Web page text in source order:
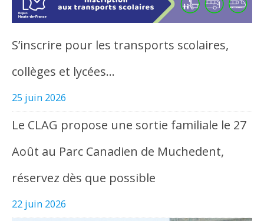
S’inscrire pour les transports scolaires,
collèges et lycées…
25 juin 2026
Le CLAG propose une sortie familiale le 27
Août au Parc Canadien de Muchedent,
réservez dès que possible
22 juin 2026